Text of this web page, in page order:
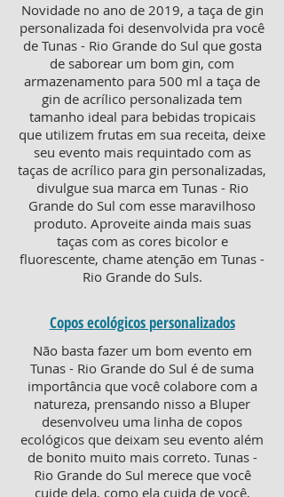
Novidade no ano de 2019, a taça de gin
personalizada foi desenvolvida pra você
de Tunas - Rio Grande do Sul que gosta
de saborear um bom gin, com
armazenamento para 500 ml a taça de
gin de acrílico personalizada tem
tamanho ideal para bebidas tropicais
que utilizem frutas em sua receita, deixe
seu evento mais requintado com as
taças de acrílico para gin personalizadas,
divulgue sua marca em Tunas - Rio
Grande do Sul com esse maravilhoso
produto. Aproveite ainda mais suas
taças com as cores bicolor e
fluorescente, chame atenção em Tunas -
Rio Grande do Suls.
Copos ecológicos personalizados
Não basta fazer um bom evento em
Tunas - Rio Grande do Sul é de suma
importância que você colabore com a
natureza, prensando nisso a Bluper
desenvolveu uma linha de copos
ecológicos que deixam seu evento além
de bonito muito mais correto. Tunas -
Rio Grande do Sul merece que você
cuide dela, como ela cuida de você,